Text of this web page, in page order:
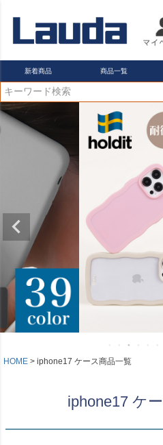
新着商品 商品一覧
HOME iphone17 ケース商品一覧
iphone17 ケ
レッド
ブルー
イエロー
在庫なし商品
在庫なし商品を表示しない
商品番号/JANコード
バンドル販売
予約商品のみを表示
並び順
新着順
登録順
価格が高い順
キーワードヒット順
検